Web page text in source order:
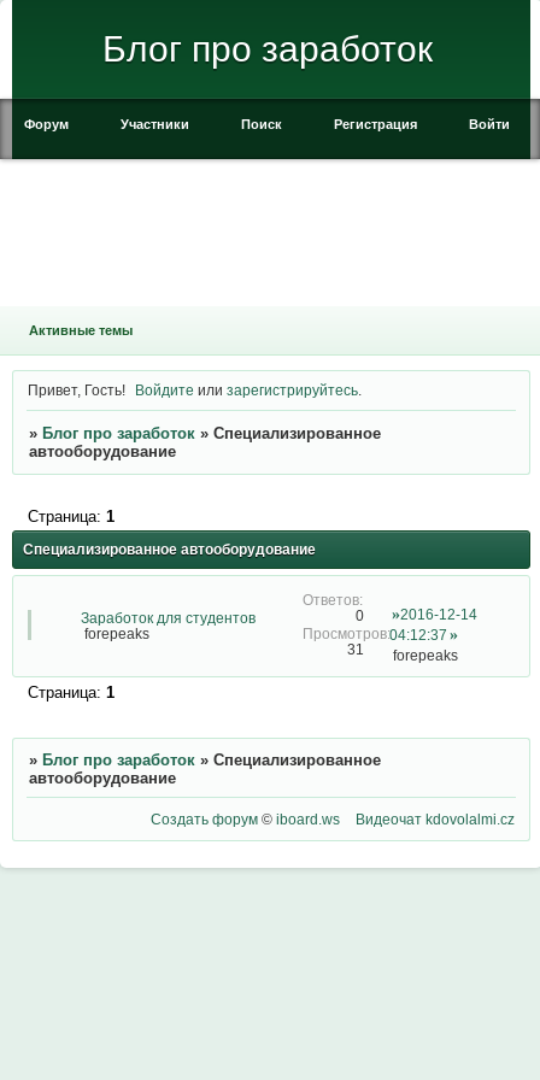
Блог про заработок
Форум Участники Поиск Регистрация Войти
Активные темы
Привет, Гость! Войдите илизарегистрируйтесь
» Блог про заработок » Специализированное
автооборудование
Специализированное автооборудование
Страница: 1
Заработок для студентов
forepeaks
0
31
2016-12-14
04:12:37
forepeaks
Страница: 1
» Блог про заработок » Специализированное
автооборудование
Создать форум ©iboard.ws Видеочат kdovolalmi.cz